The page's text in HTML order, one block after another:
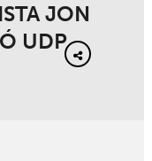
JON
UDP